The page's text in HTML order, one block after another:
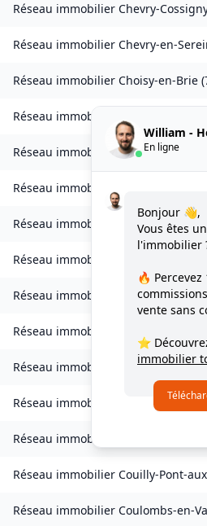
Réseau immobilier Chevry-
Réseau immobilier Chevry-en-
Réseau immobilier Choisy-en-Brie (
Réseau immobilier
Réseau immobilierClaye-Souilly
Réseau immobilier
Réseau immobilier Cocherel (77440)
Réseau immobilier
Réseau immobilier Compans(77290
Réseau immobilier
Réseau immobilier Condé-Sainte-
Réseau immobilier Congis-sur-
Réseau immobilier
Réseau immobilier Couilly-Pont-
Réseau immobilier Coulombs-en-
William -
En ligne
Bonjour 👋,
Vous êtes
l'immobilier
🔥 Percevez
commissions
vente sans
⭐
immobilier